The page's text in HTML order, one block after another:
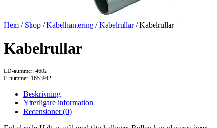
Hem / Shop /Kabelhantering /Kabelrullar/ Kabelrullar
Kabelrullar
LD-nummer: 4602
E-nummer: 1653942
Beskrivning
Ytterligare information
Recensioner (0)